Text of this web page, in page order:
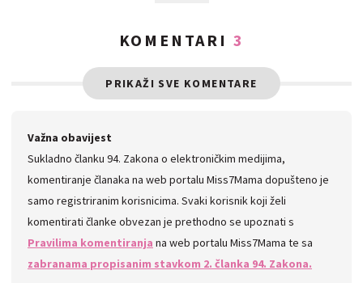
KOMENTARI 3
PRIKAŽI SVE KOMENTARE
Važna obavijest
Sukladno članku 94. Zakona o elektroničkim medijima,
komentiranje članaka na web portalu Miss7Mama dopušteno je
samo registriranim korisnicima. Svaki korisnik koji želi
komentirati članke obvezan je prethodno se upoznati s
Pravilima komentiranja na web portalu Miss7Mama te sa
zabranama propisanim stavkom 2. članka 94. Zakona.